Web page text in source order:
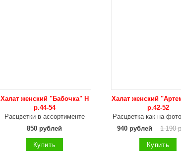
Халат женский "Бабочка" Н
р.44-54
Расцветки в ассортименте
850 рублей
Купить
Халат женский
р.42-52
Расцветка как на
940 рублей
1 190
Купить